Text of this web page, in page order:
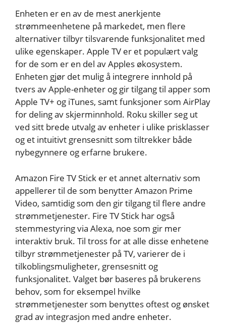
Enheten er en av de mest anerkjente
strømmeenhetene på markedet, men flere
alternativer tilbyr tilsvarende funksjonalitet med
ulike egenskaper. Apple TV er et populært valg
for de som er en del av Apples økosystem.
Enheten gjør det mulig å integrere innhold på
tvers av Apple-enheter og gir tilgang til apper som
Apple TV+ og iTunes, samt funksjoner som AirPlay
for deling av skjerminnhold. Roku skiller seg ut
ved sitt brede utvalg av enheter i ulike prisklasser
og et intuitivt grensesnitt som tiltrekker både
nybegynnere og erfarne brukere.
Amazon Fire TV Stick er et annet alternativ som
appellerer til de som benytter Amazon Prime
Video, samtidig som den gir tilgang til flere andre
strømmetjenester. Fire TV Stick har også
stemmestyring via Alexa, noe som gir mer
interaktiv bruk. Til tross for at alle disse enhetene
tilbyr strømmetjenester på TV, varierer de i
tilkoblingsmuligheter, grensesnitt og
funksjonalitet. Valget bør baseres på brukerens
behov, som for eksempel hvilke
strømmetjenester som benyttes oftest og ønsket
grad av integrasjon med andre enheter.